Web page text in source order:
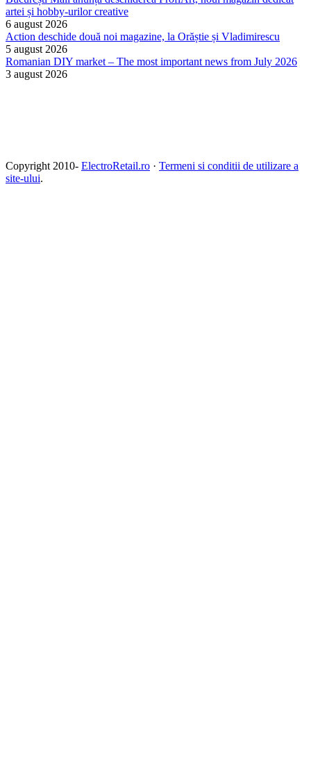
artei și hobby-urilor creative
6 august 2026
Action deschide două noi magazine, la Orăștie și Vladimirescu
5 august 2026
Romanian DIY market – The most important news from July 2026
3 august 2026
Copyright 2010- ElectroRetail.ro · Termeni si conditii de utilizare a
site-ului.